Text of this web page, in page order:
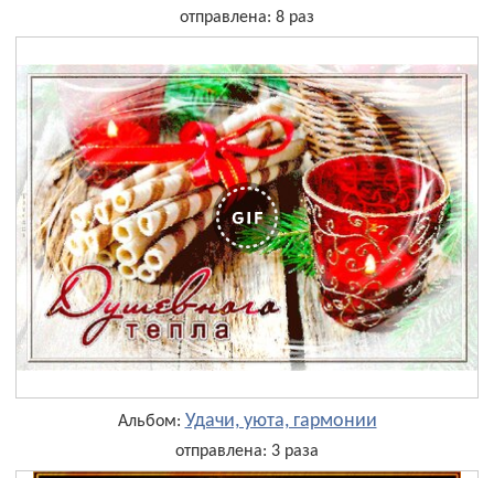
отправлена: 8 раз
Альбом: Удачи, уюта, гармонии
отправлена: 3 раза